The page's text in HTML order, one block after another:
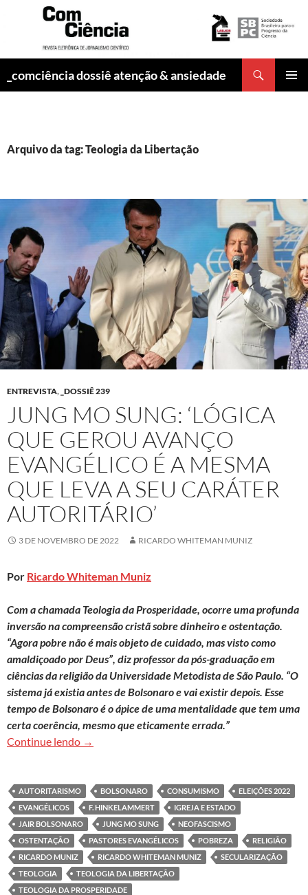
_comciência dossiê atenção & ansiedade
Arquivo da tag: Teologia da Libertação
ENTREVISTA, _DOSSIÊ 239
JUNG MO SUNG: ‘LÓGICA
QUE GEROU AVANÇO
EVANGÉLICO É A MESMA
QUE LEVA A SEU CARÁTER
AUTORITÁRIO’
3 DE NOVEMBRO DE 2022 RICARDO WHITEMAN MUNIZ
Por Ricardo Whiteman Muniz
Com a chamada Teologia da Prosperidade, ocorre uma profunda
inversão na compreensão cristã sobre dinheiro e ostentação.
“Agora pobre não é mais objeto de cuidado, mas visto como
amaldiçoado por Deus”, diz professor da pós-graduação em
ciências da religião da Universidade Metodista de São Paulo. “O
sistema já existia antes de Bolsonaro e vai existir depois. Esse
tempo de Bolsonaro é o ápice de uma mentalidade que tem uma
certa coerência, mesmo que eticamente errada.”
Continue lendo Jung Mo Sung: ‘Lógica que gerou avanço
→
AUTORITARISMO BOLSONARO CONSUMISMO
ELEIÇÕES 2022
EVANGÉLICOS
F. HINKELAMMERT
IGREJA E ESTADO
JAIR BOLSONARO
JUNG MO SUNG
NEOFASCISMO
OSTENTAÇÃO
PASTORES EVANGÉLICOS POBREZA
RELIGIÃO
RICARDO MUNIZ
RICARDO WHITEMAN MUNIZ
SECULARIZAÇÃO
TEOLOGIA
TEOLOGIA DA LIBERTAÇÃO
TEOLOGIA DA PROSPERIDADE